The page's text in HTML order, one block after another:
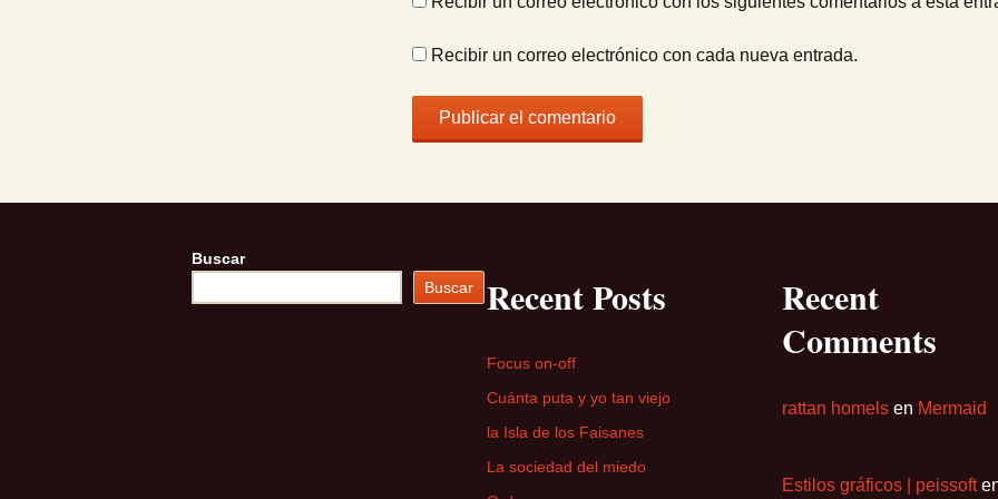
Recibir un correo electrónico con cada nueva entrada.
Buscar
Buscar
Recent Posts
Focus on-off
Cuánta puta y yo tan viejo
la Isla de los Faisanes
La sociedad del miedo
Recent
Comments
rattan homels en Mermaid
Estilos gráficos | peissoft